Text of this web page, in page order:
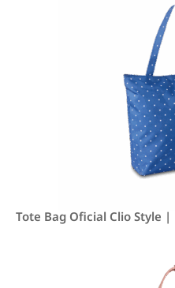
Tote Bag Oficial Clio Style |